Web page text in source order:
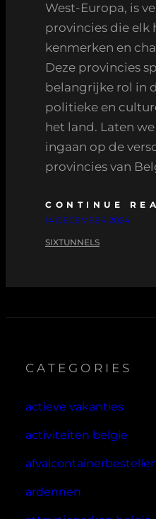
West-Europa, is
provincies die elk
kenmerken en
Deze provincies
belangrijke rol in
politieke en
het land. Laten
ingaan op de
provincies van
CONTINUE
14 DECEMBER 2024
SIXTUNNELS
CATEGORIES
actieve vakanties
activiteiten belgie
ardennen